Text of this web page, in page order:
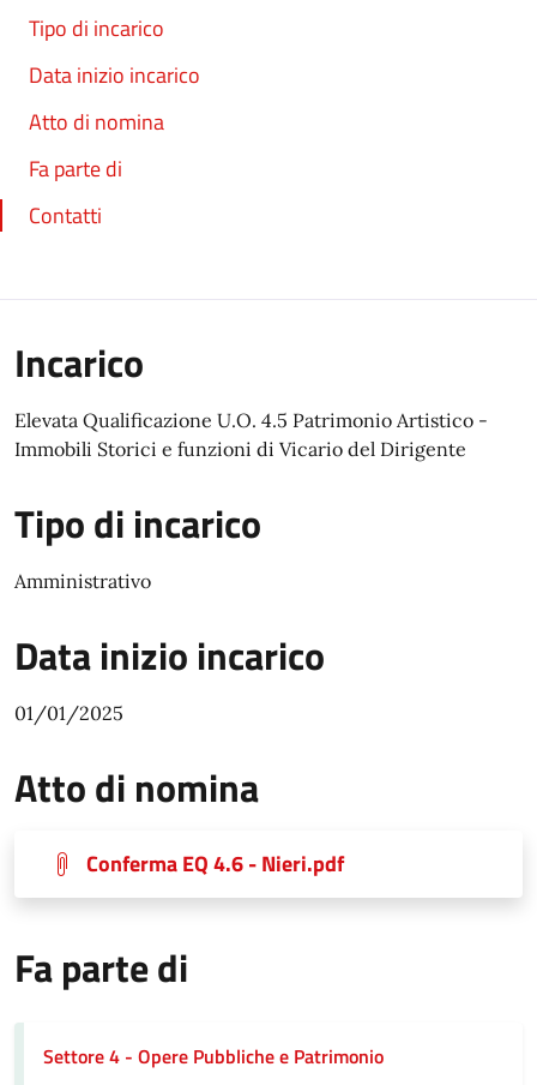
Tipo di incarico
Data inizio incarico
Atto di nomina
Fa parte di
Contatti
Incarico
Elevata Qualificazione U.O. 4.5 Patrimonio Artistico -
Immobili Storici e funzioni di Vicario del Dirigente
Tipo di incarico
Amministrativo
Data inizio incarico
01/01/2025
Atto di nomina
Conferma EQ 4.6 - Nieri.pdf
Fa parte di
Settore 4 - Opere Pubbliche e Patrimonio